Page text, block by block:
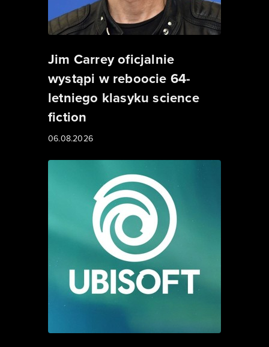
Jim Carrey oficjalnie
wystąpi w reboocie 64-
letniego klasyku science
fiction
06.08.2026